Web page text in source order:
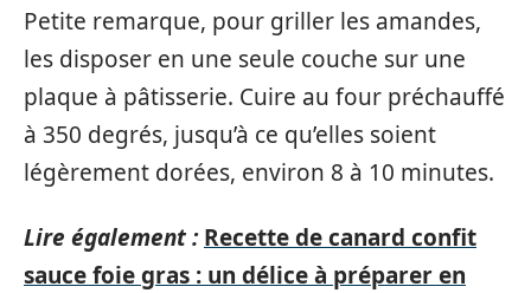
Petite remarque, pour griller les amandes,
les disposer en une seule couche sur une
plaque à pâtisserie. Cuire au four préchauffé
à 350 degrés, jusqu’à ce qu’elles soient
légèrement dorées, environ 8 à 10 minutes.
Lire également : Recette de canard confit
sauce foie gras : un délice à préparer en